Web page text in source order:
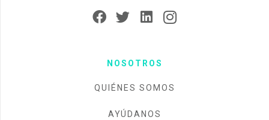
NOSOTROS
QUIÉNES SOMOS
AYÚDANOS